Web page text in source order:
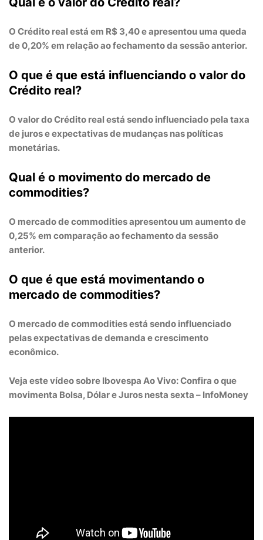
O Crédito realestá em R$ 3,40e apresentou uma queda
de 0,20% em relação ao fechamento da sessão anterior.
O que é que está influenciando o valor do
Crédito real?
O valor do Crédito real está sendo influenciado pela taxa
de juroseexpectativas de mudanças nas políticas
monetárias.
Qual é o movimento do mercado de
commodities?
O mercado de commodities apresentou um aumento de
0,25% em comparação ao fechamento da sessão
anterior.
O que é que está movimentando o
mercado de commodities?
O mercado de commodities está sendo influenciado
pelasexpectativas de demanda ecrescimento
econômico.
Veja este vídeo sobre Ibovespa Ao Vivo: Confira o que
movimenta Bolsa, Dólar e Juros nesta sexta – InfoMoney